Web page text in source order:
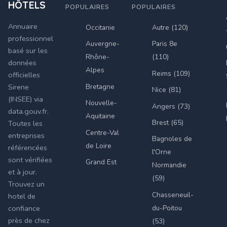
HÔTELS
Annuaire
professionnel
basé sur les
données
officielles
Sirene
(INSEE) via
data.gouv.fr.
Toutes les
entreprises
référencées
sont vérifiées
et à jour.
Trouvez un
hotel de
confiance
près de chez
POPULAIRES
Occitanie
Auvergne-
Rhône-
Alpes
Bretagne
Nouvelle-
Aquitaine
Centre-Val
de Loire
Grand Est
POPULAIRES
Autre (120)
Paris 8e
(110)
Reims (109)
Nice (81)
Angers (73)
Brest (65)
Bagnoles de
l'Orne
Normandie
(59)
Chasseneuil-
du-Poitou
(53)